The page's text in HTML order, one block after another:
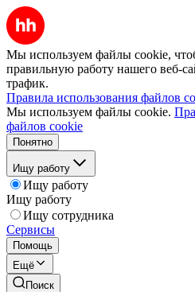
Мы используем файлы cookie,
правильную работу нашего веб-
трафик.
Правила использования файлов
Мы используем файлы cookie.
файлов cookie
Понятно
Ищу работу
Ищу работу
Ищу работу
Ищу сотрудника
Сервисы
Помощь
Ещё
Поиск